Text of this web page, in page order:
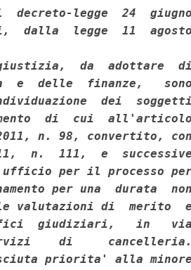
decreto-legge  24  giugno
dalla  legge  11  agosto
da  adottare  di
e  delle  finanze,   sono
dei  soggetti
di  cui  all'articolo
n. 98, convertito, con
n.  111,  e  successive
per il processo
per una  durata  non
valutazioni di  merito  e
giudiziari,   in   via
di     cancelleria.
priorita' alla minore